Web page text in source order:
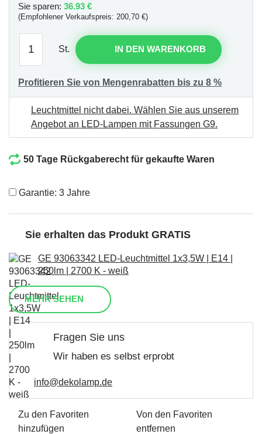
Sie sparen: 36.93 €
(Empfohlener Verkaufspreis: 200,70 €)
St. IN DEN WARENKORB
Profitieren Sie von Mengenrabatten bis zu 8 %
Leuchtmittel nicht dabei. Wählen Sie aus unserem
Angebot an LED-Lampen mit Fassungen G9.
50 Tage Rückgaberecht für gekaufte Waren
Garantie: 3 Jahre
Sie erhalten das Produkt GRATIS
GE 93063342 LED-Leuchtmittel 1x3,5W | E14 |
250lm | 2700 K - weiß
MEHR SEHEN
Fragen Sie uns
Wir haben es selbst erprobt
info@dekolamp.de
Zu den Favoriten
hinzufügen
Von den Favoriten
entfernen